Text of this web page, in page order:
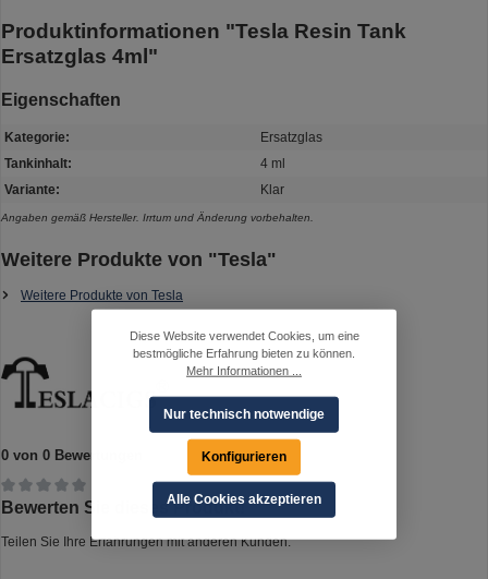
Produktinformationen "Tesla Resin Tank
Ersatzglas 4ml"
Eigenschaften
Kategorie:
Ersatzglas
Tankinhalt:
4 ml
Variante:
Klar
Angaben gemäß Hersteller. Irrtum und Änderung vorbehalten.
Weitere Produkte von "Tesla"
Weitere Produkte von Tesla
0 von 0 Bewertungen
Durchschnittliche Bewertung von 0 von 5 Sternen
Bewerten Sie dieses Produkt!
Teilen Sie Ihre Erfahrungen mit anderen Kunden.
Diese Website verwendet Cookies, um eine
bestmögliche Erfahrung bieten zu können.
Mehr Informationen ...
Nur technisch notwendige
Konfigurieren
Alle Cookies akzeptieren